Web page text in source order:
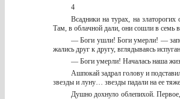
4
Всадники на турах, на
Там, в облачной дали, они сошли в семь
— Боги ушли! Боги умерли! —
жались друг к другу, вглядываясь
— Боги умерли! Началась наша
Ашпокай задрал голову и
звезды и луну… звезды падали на ее
Душно дохнуло облепихой.